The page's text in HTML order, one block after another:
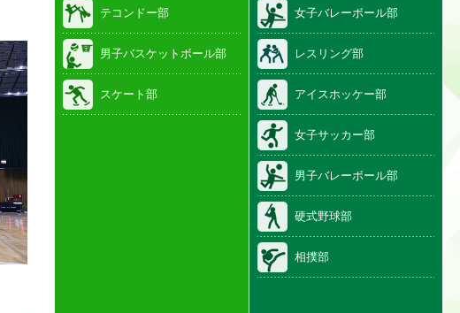
テコンドー部
男子バスケットボール部
スケート部
女子バレーボール部
レスリング部
アイスホッケー部
女子サッカー部
男子バレーボール部
硬式野球部
相撲部